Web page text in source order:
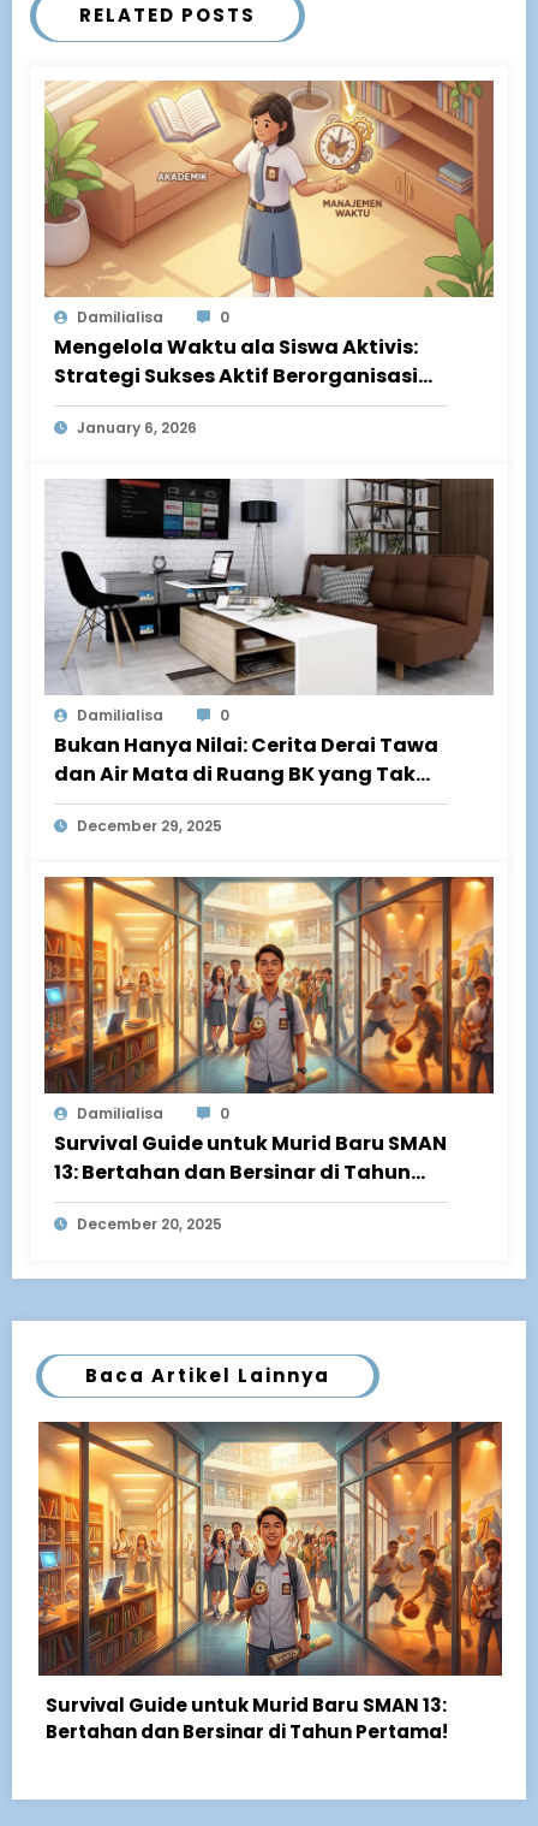
RELATED POSTS
Damilialisa 0
Mengelola Waktu ala Siswa Aktivis:
Strategi Sukses Aktif Berorganisasi
Sambil Pertahankan IPK Tinggi
January 6, 2026
Damilialisa 0
Bukan Hanya Nilai: Cerita Derai Tawa
dan Air Mata di Ruang BK yang Tak
Terpublikasi
December 29, 2025
Damilialisa 0
Survival Guide untuk Murid Baru SMAN
13: Bertahan dan Bersinar di Tahun
Pertama!
December 20, 2025
Baca Artikel Lainnya